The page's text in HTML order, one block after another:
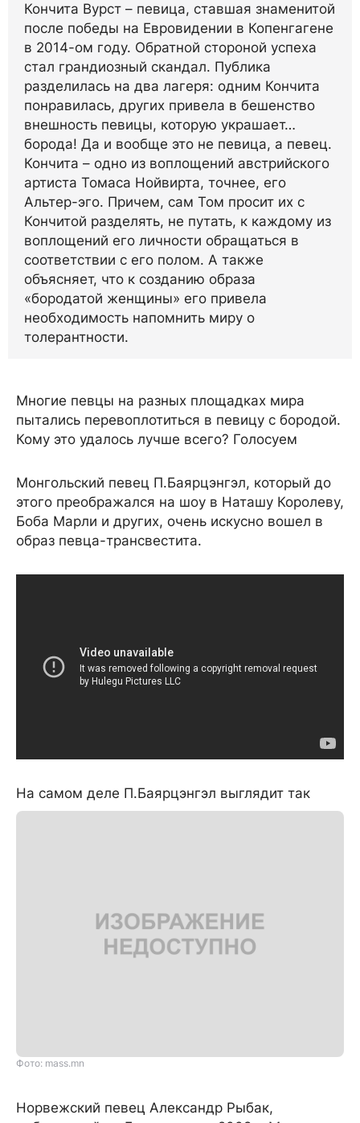
Кончита Вурст – певица, ставшая знаменитой
после победы на Евровидении в Копенгагене
в 2014-ом году. Обратной стороной успеха
стал грандиозный скандал. Публика
разделилась на два лагеря: одним Кончита
понравилась, других привела в бешенство
внешность певицы, которую украшает…
борода! Да и вообще это не певица, а певец.
Кончита – одно из воплощений австрийского
артиста Томаса Нойвирта, точнее, его
Альтер-эго. Причем, сам Том просит их с
Кончитой разделять, не путать, к каждому из
воплощений его личности обращаться в
соответствии с его полом. А также
объясняет, что к созданию образа
«бородатой женщины» его привела
необходимость напомнить миру о
толерантности.
Многие певцы на разных площадках мира
пытались перевоплотиться в певицу с бородой.
Кому это удалось лучше всего? Голосуем
Монгольский певец П.Баярцэнгэл, который до
этого преображался на шоу в Наташу Королеву,
Боба Марли и других, очень искусно вошел в
образ певца-трансвестита.
На самом деле П.Баярцэнгэл выглядит так
Фото: mass.mn
Норвежский певец Александр Рыбак,